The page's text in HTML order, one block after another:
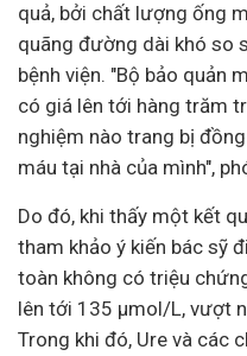
quả, bởi chất lượng ống
quãng đường dài khó so
bệnh viện. "Bộ bảo quản
có giá lên tới hàng trăm
nghiệm nào trang bị
máu tại nhà của mình",
Do đó, khi thấy một kết
tham khảo ý kiến bác sỹ
toàn không có triệu
lên tới 135 µmol/L, vượt
Trong khi đó, Ure và các